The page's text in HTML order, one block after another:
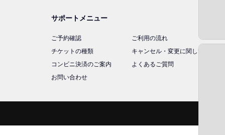
サポートメニュー
ご予約確認
ご利用の流れ
チケットの種類
キャンセル・変更に関して
コンビニ決済のご案内
よくあるご質問
お問い合わせ